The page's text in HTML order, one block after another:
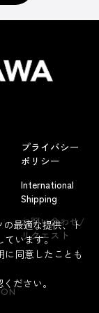
くあるお問い合わせ
プライバシー
ポリシー
International
Shipping
お問い合わせ/
リクエスト
最適な提供、ト
ています。
同意したことも
ださい。